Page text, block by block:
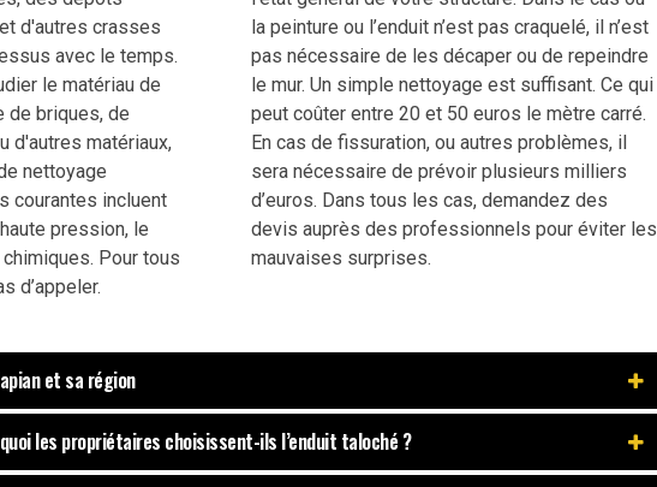
d'autres crasses
avec le temps.
le matériau de
de briques, de
d'autres matériaux,
nettoyage
courantes incluent
pression, le
Pour tous
d’appeler.
la peinture ou l’enduit n’est pas craquelé, il n’est
pas nécessaire de les décaper ou de repeindre
le mur. Un simple nettoyage est suffisant. Ce qui
peut coûter entre 20 et 50 euros le mètre carré.
En cas de fissuration, ou autres problèmes, il
sera nécessaire de prévoir plusieurs milliers
d’euros. Dans tous les cas, demandez des
devis auprès des professionnels pour éviter les
mauvaises surprises.
et sa région
les propriétaires choisissent-ils l’enduit taloché ?